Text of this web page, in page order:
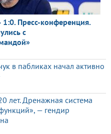
Пресс-конференция.
с
в пабликах начал активно
лет. Дренажная система
— гендир